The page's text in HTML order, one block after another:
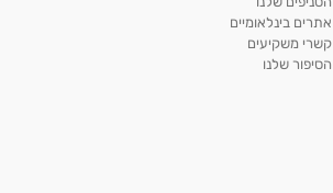
אתרים בינלאומיים
קשרי משקיעים
הסיפור שלנו